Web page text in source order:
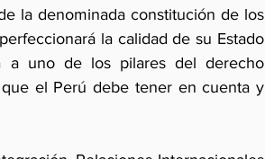
la denominada constitución de los
la calidad de su Estado
a uno de los pilares del derecho
el Perú debe tener en cuenta y